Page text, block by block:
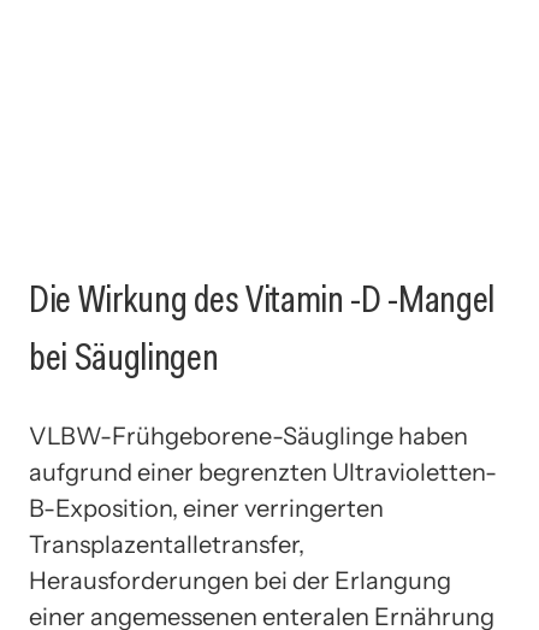
Die Wirkung des Vitamin -D -Mangel
bei Säuglingen
VLBW-Frühgeborene-Säuglinge haben
aufgrund einer begrenzten Ultravioletten-
B-Exposition, einer verringerten
Transplazentalletransfer,
Herausforderungen bei der Erlangung
einer angemessenen enteralen Ernährung